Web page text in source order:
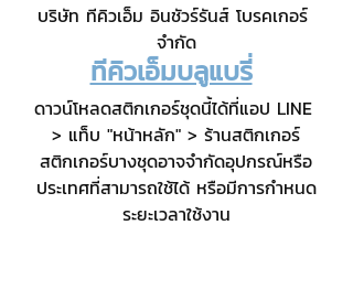
บริษัท ทีคิวเอ็ม อินชัวร์รันส์ โบรคเกอร์
จำกัด
ทีคิวเอ็มบลูแบรี่
ดาวน์โหลดสติกเกอร์ชุดนี้ได้ที่แอป LINE
> แท็บ "หน้าหลัก" > ร้านสติกเกอร์
สติกเกอร์บางชุดอาจจำกัดอุปกรณ์หรือ
ประเทศที่สามารถใช้ได้ หรือมีการกำหนด
ระยะเวลาใช้งาน